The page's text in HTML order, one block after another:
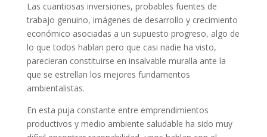
Las cuantiosas inversiones, probables fuentes de
trabajo genuino, imágenes de desarrollo y crecimiento
económico asociadas a un supuesto progreso, algo de
lo que todos hablan pero que casi nadie ha visto,
parecieran constituirse en insalvable muralla ante la
que se estrellan los mejores fundamentos
ambientalistas.
En esta puja constante entre emprendimientos
productivos y medio ambiente saludable ha sido muy